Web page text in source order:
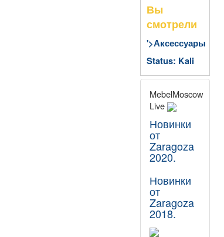
Вы
смотрели
'>Аксессуары
Status: Kali
MebelMoscow
Live
Новинки
от
Zaragoza
2020.
Новинки
от
Zaragoza
2018.